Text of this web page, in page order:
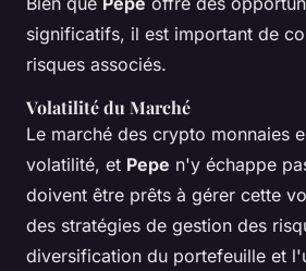
significatifs, il est important de
risques associés.
Volatilité du Marché
Le marché des crypto monnaies
volatilité, et Pepe n'y échappe
doivent être prêts à gérer cette
des stratégies de gestion des
diversification du portefeuille et